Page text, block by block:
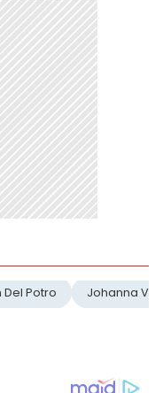
Del Potro Johanna